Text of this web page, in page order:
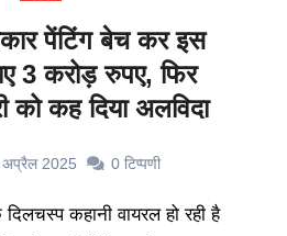
पेंटिंग बेच कर इस
3 करोड़ रुपए, फिर
को कह दिया अलविदा
2025 0 टिप्पणी